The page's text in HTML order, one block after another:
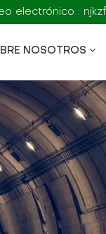
electrónico :
NOSOTROS